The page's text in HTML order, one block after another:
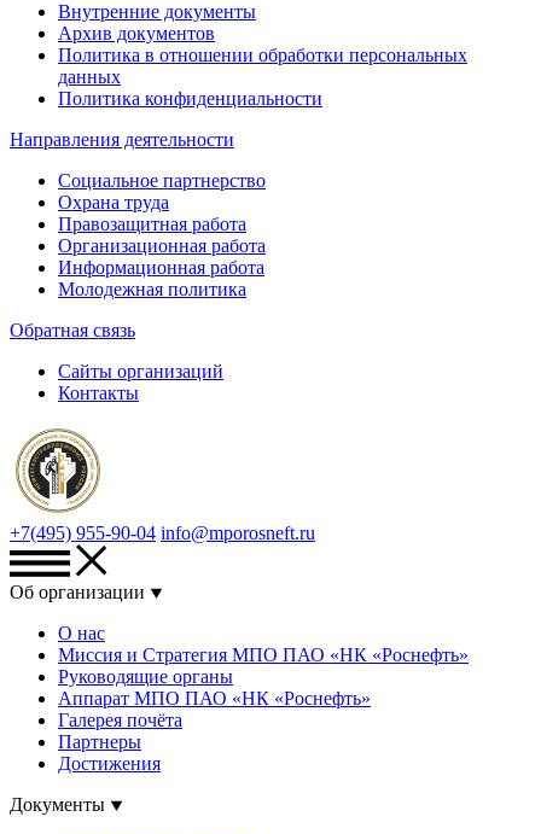
Внутренние документы
Архив документов
Политика в отношении обработки персональных
данных
Политика конфиденциальности
Направления деятельности
Социальное партнерство
Охрана труда
Правозащитная работа
Организационная работа
Информационная работа
Молодежная политика
Обратная связь
Сайты организаций
Контакты
+7(495) 955-90-04 info@mporosneft.ru
Об организации
О нас
Миссия и Стратегия МПО ПАО «НК «Роснефть»
Руководящие органы
Аппарат МПО ПАО «НК «Роснефть»
Галерея почёта
Партнеры
Достижения
Документы